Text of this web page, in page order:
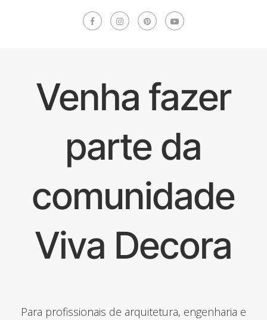
Venha fazer
parte da
comunidade
Viva Decora
Para profissionais de arquitetura, engenharia e